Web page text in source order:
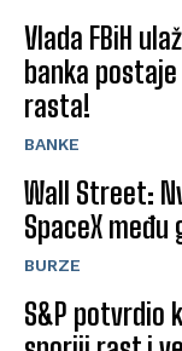
Vlada FBiH
banka
rasta!
BANKE
Wall Street:
SpaceX
BURZE
S&P potvrdio